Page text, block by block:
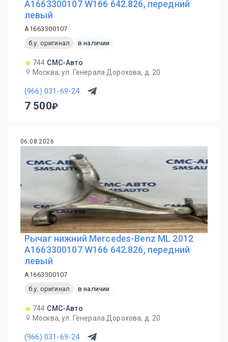
A1663300107 W166 642.826, передний
левый
A1663300107
б.у. оригинал
в наличии
744 СМС-Авто
Москва, ул. Генерала Дорохова, д. 20
(966) 031-69-24
7 500
06.08.2026
Рычаг нижний Mercedes-Benz ML 2012
A1663300107 W166 642.826, передний
левый
A1663300107
б.у. оригинал
в наличии
744 СМС-Авто
Москва, ул. Генерала Дорохова, д. 20
(966) 031-69-24